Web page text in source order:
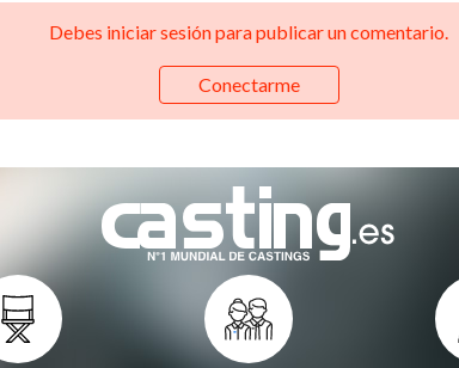
Debes iniciar sesión para publicar un comentario.
Conectarme